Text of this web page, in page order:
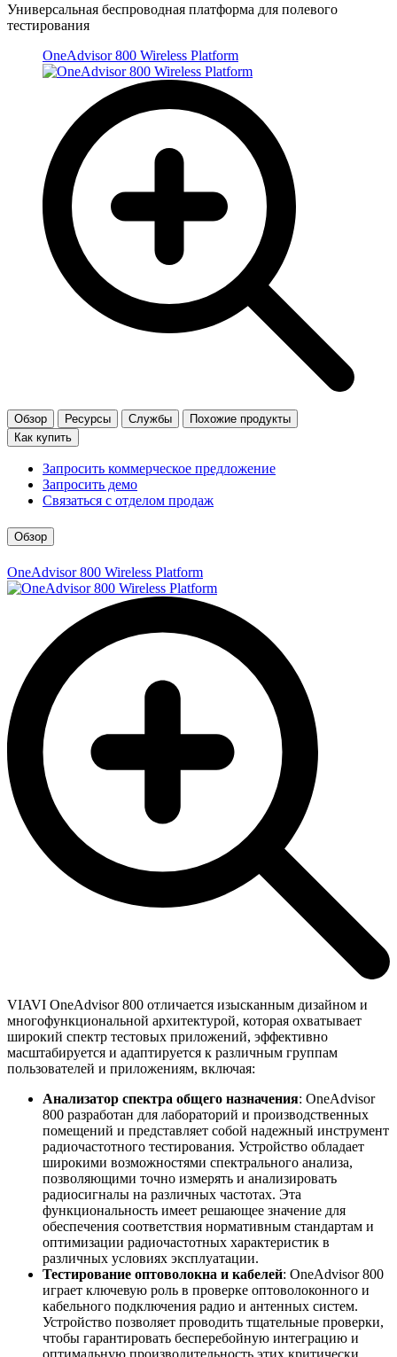
Универсальная беспроводная платформа для полевого
тестирования
OneAdvisor 800 Wireless Platform
Обзор Ресурсы Службы
Похожие продукты
Как купить
Запросить коммерческое предложение
Запросить демо
Связаться с отделом продаж
Обзор
OneAdvisor 800 Wireless Platform
VIAVI OneAdvisor 800 отличается изысканным дизайном и
многофункциональной архитектурой, которая охватывает
широкий спектр тестовых приложений, эффективно
масштабируется и адаптируется к различным группам
пользователей и приложениям, включая:
Анализатор спектра общего назначения: OneAdvisor
800 разработан для лабораторий и производственных
помещений и представляет собой надежный инструмент
радиочастотного тестирования. Устройство обладает
широкими возможностями спектрального анализа,
позволяющими точно измерять и анализировать
радиосигналы на различных частотах. Эта
функциональность имеет решающее значение для
обеспечения соответствия нормативным стандартам и
оптимизации радиочастотных характеристик в
различных условиях эксплуатации.
Тестирование оптоволокна и кабелей: OneAdvisor 800
играет ключевую роль в проверке оптоволоконного и
кабельного подключения радио и антенных систем.
Устройство позволяет проводить тщательные проверки,
чтобы гарантировать бесперебойную интеграцию и